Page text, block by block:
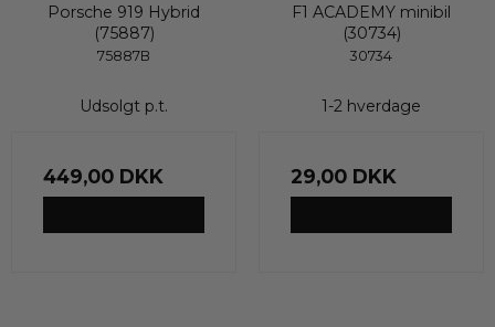
Porsche 919 Hybrid
(75887)
75887B
Udsolgt p.t.
449,00 DKK
F1 ACADEMY minibil
(30734)
30734
1-2 hverdage
29,00 DKK